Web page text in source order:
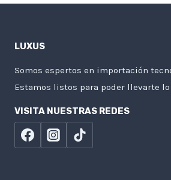
LUXUS
Somos espertos en importación
Estamos listos para poder llevarte
VISITA NUESTRAS REDES